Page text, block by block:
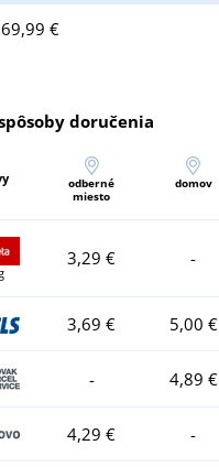
€
doručenia
odberné
miesto
domov
3,29 € -
3,69 € 5,00 €
- 4,89 €
4,29 € -